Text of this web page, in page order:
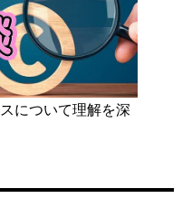
について理解を深